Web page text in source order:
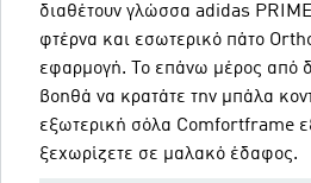
διαθέτουν γλώσσα adidas
φτέρνα και εσωτερικό πάτο
εφαρμογή. Το επάνω μέρος από
βοηθά να κρατάτε την μπάλα
εξωτερική σόλα Comfortframe
ξεχωρίζετε σε μαλακό έδαφος.